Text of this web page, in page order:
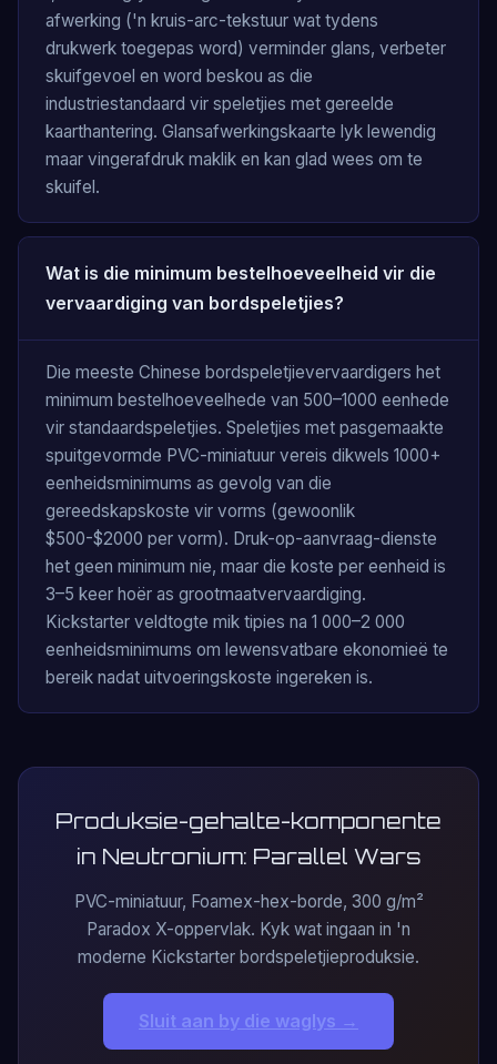
afwerking ('n kruis-arc-tekstuur wat tydens
drukwerk toegepas word) verminder glans, verbeter
skuifgevoel en word beskou as die
industriestandaard vir speletjies met gereelde
kaarthantering. Glansafwerkingskaarte lyk lewendig
maar vingerafdruk maklik en kan glad wees om te
skuifel.
Wat is die minimum bestelhoeveelheid vir die
vervaardiging van bordspeletjies?
Die meeste Chinese bordspeletjievervaardigers het
minimum bestelhoeveelhede van 500–1000 eenhede
vir standaardspeletjies. Speletjies met pasgemaakte
spuitgevormde PVC-miniatuur vereis dikwels 1000+
eenheidsminimums as gevolg van die
gereedskapskoste vir vorms (gewoonlik
$500-$2000 per vorm). Druk-op-aanvraag-dienste
het geen minimum nie, maar die koste per eenheid is
3–5 keer hoër as grootmaatvervaardiging.
Kickstarter veldtogte mik tipies na 1 000–2 000
eenheidsminimums om lewensvatbare ekonomieë te
bereik nadat uitvoeringskoste ingereken is.
Produksie-gehalte-komponente
in Neutronium: Parallel Wars
PVC-miniatuur, Foamex-hex-borde, 300 g/m²
Paradox X-oppervlak. Kyk wat ingaan in 'n
moderne Kickstarter bordspeletjieproduksie.
Sluit aan by die waglys →